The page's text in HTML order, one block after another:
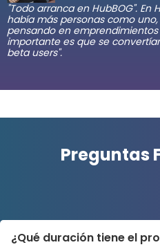
"Todo arranca en HubBOG".
había más personas como
pensando en
importante es que se
beta users".
Preguntas
¿Qué duración tiene el